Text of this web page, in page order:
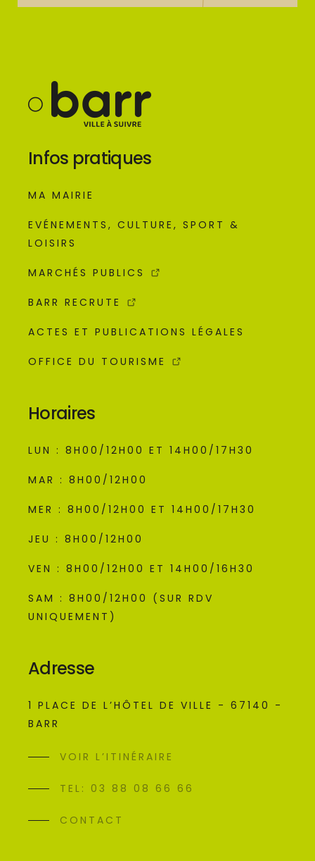
Infos pratiques
MA MAIRIE
EVÉNEMENTS, CULTURE, SPORT &
LOISIRS
MARCHÉS PUBLICS
BARR RECRUTE
ACTES ET PUBLICATIONS LÉGALES
OFFICE DU TOURISME
Horaires
LUN : 8H00/12H00 ET 14H00/17H30
MAR : 8H00/12H00
MER : 8H00/12H00 ET 14H00/17H30
JEU : 8H00/12H00
VEN : 8H00/12H00 ET 14H00/16H30
SAM : 8H00/12H00 (SUR RDV
UNIQUEMENT)
Adresse
1 PLACE DE L’HÔTEL DE VILLE - 67140 -
BARR
VOIR L’ITINÉRAIRE
TEL: 03 88 08 66 66
CONTACT